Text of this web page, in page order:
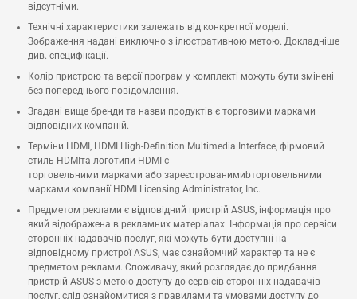
відсутніми.
Технічні характеристики залежать від конкретної моделі.
Зображення надані виключно з ілюстративною метою. Докладніше
див. специфікації.
Колір пристрою та версії програм у комплекті можуть бути змінені
без попереднього повідомлення.
Згадані вище бренди та назви продуктів є торговими марками
відповідних компаній.
Терміни HDMI, HDMI High-Definition Multimedia Interface, фірмовий
стиль HDMIта логотипи HDMI є
торговельними марками або зареєстрованимиbторговельними
марками компанії HDMI Licensing Administrator, Inc.
Предметом реклами є відповідний пристрій ASUS, інформація про
який відображена в рекламних матеріалах. Інформація про сервіси
сторонніх надавачів послуг, які можуть бути доступні на
відповідному пристрої ASUS, має ознайомчий характер та не є
предметом реклами. Споживачу, який розглядає до придбання
пристрій ASUS з метою доступу до сервісів сторонніх надавачів
послуг, слід ознайомитися з правилами та умовами доступу до